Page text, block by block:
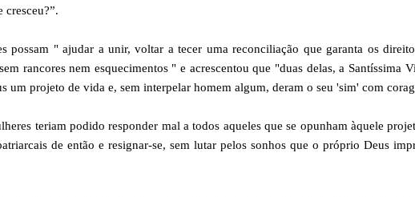
cresceu?”.
possam " ajudar a unir, voltar a tecer uma reconciliação que garanta os
rancores nem esquecimentos " e acrescentou que "duas delas, a Santíssima
um projeto de vida e, sem interpelar homem algum, deram o seu 'sim' com
teriam podido responder mal a todos aqueles que se opunham àquele
de então e resignar-se, sem lutar pelos sonhos que o próprio Deus